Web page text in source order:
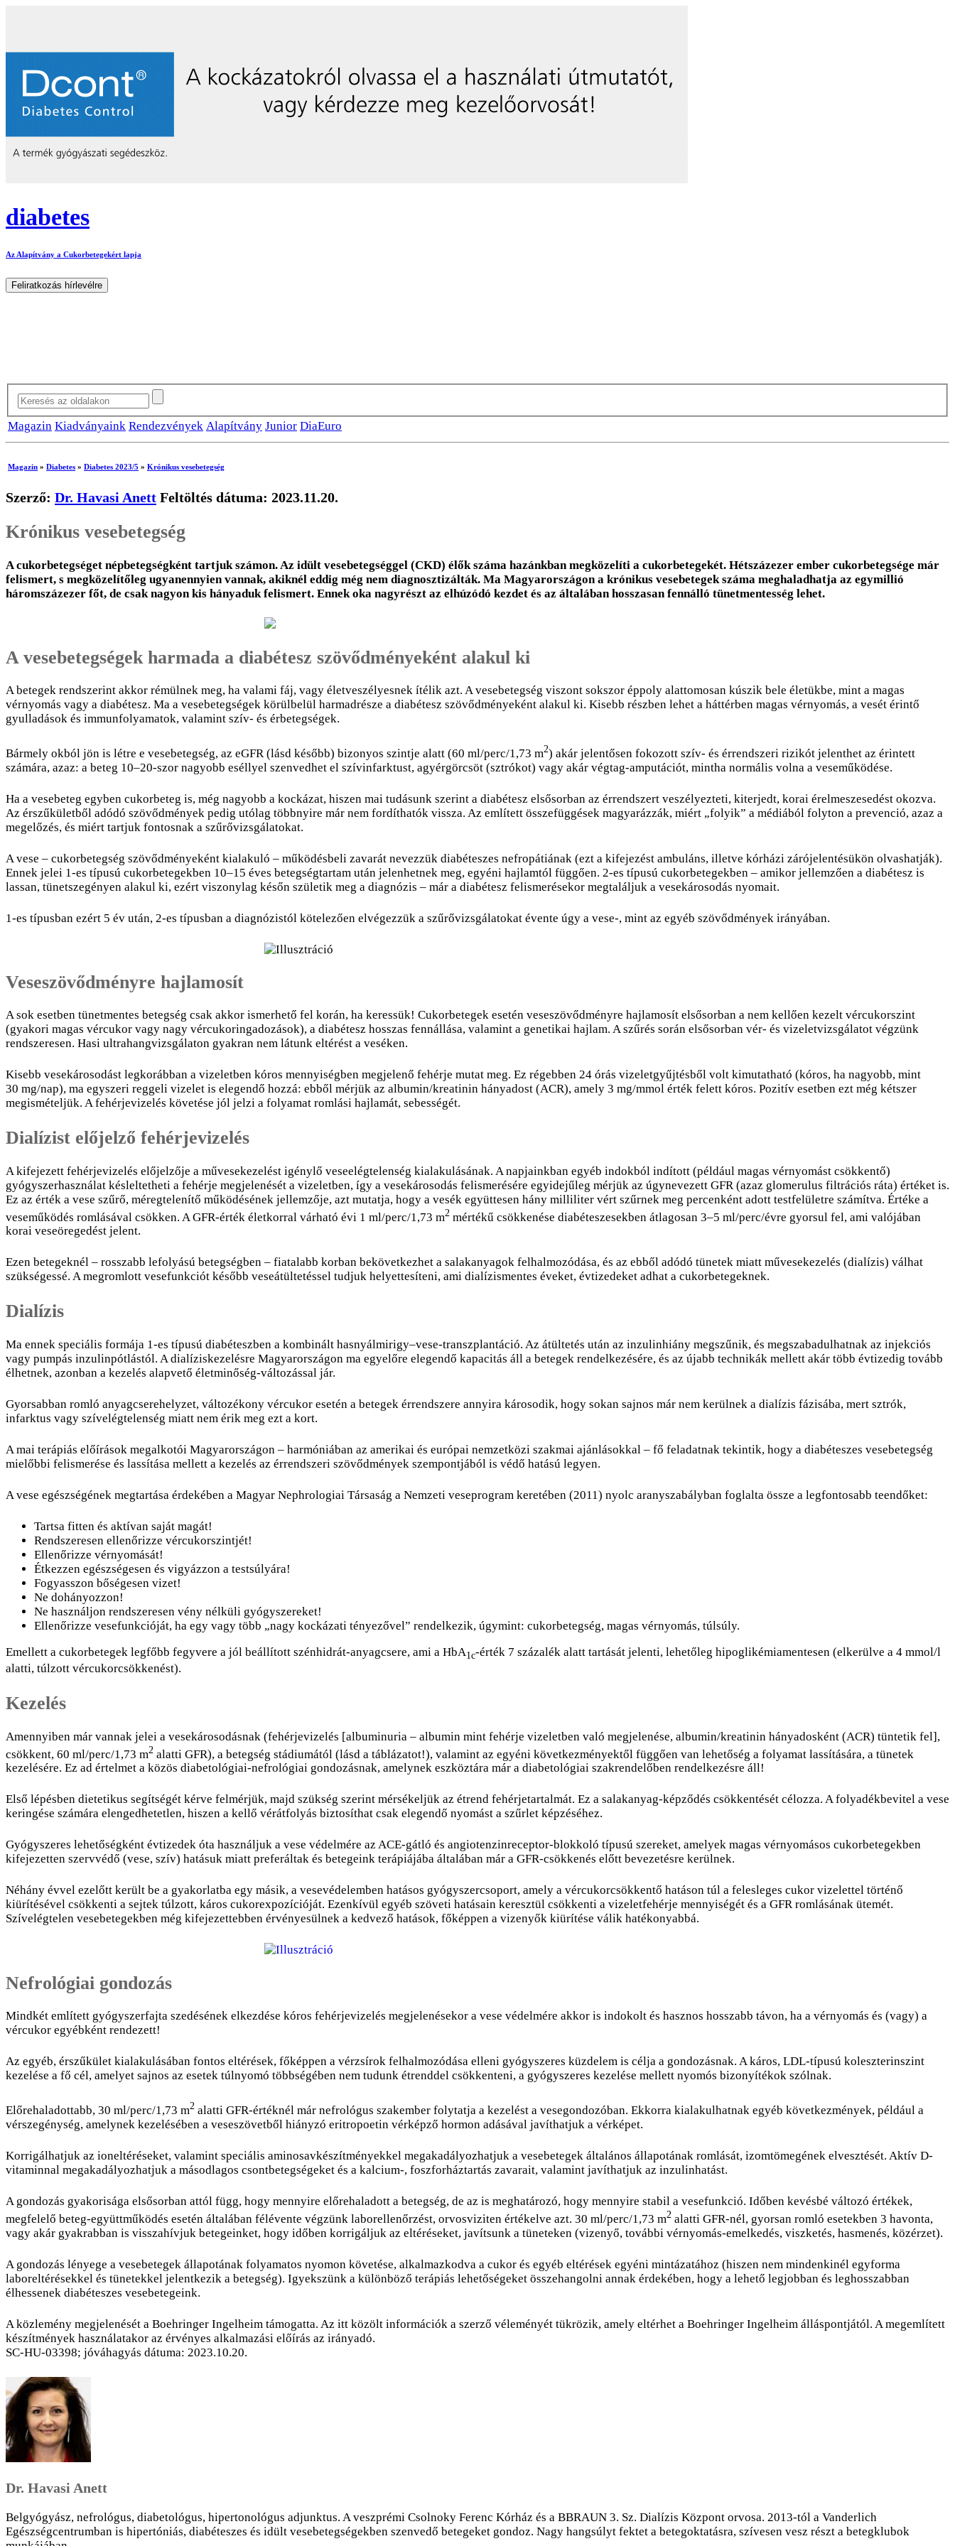
diabetes
Az Alapítvány a Cukorbetegekért lapja
Magazin Kiadványaink Rendezvények Alapítvány Junior DiaEuro
Magazin » Diabetes » Diabetes 2023/5 » Krónikus vesebetegség
Szerző: Dr. Havasi Anett Feltöltés dátuma: 2023.11.20.
Krónikus vesebetegség
A cukorbetegséget népbetegségként tartjuk számon. Az idült vesebetegséggel (CKD) élők száma hazánkban megközelíti a cukorbetegekét. Hétszázezer ember cukorbetegsége már
felismert, s megközelítőleg ugyanennyien vannak, akiknél eddig még nem diagnosztizálták. Ma Magyarországon a krónikus vesebetegek száma meghaladhatja az egymillió
háromszázezer főt, de csak nagyon kis hányaduk felismert. Ennek oka nagyrészt az elhúzódó kezdet és az általában hosszasan fennálló tünetmentesség lehet.
A vesebetegségek harmada a diabétesz szövődményeként alakul ki
A betegek rendszerint akkor rémülnek meg, ha valami fáj, vagy életveszélyesnek ítélik azt. A vesebetegség viszont sokszor éppoly alattomosan kúszik bele életükbe, mint a magas
vérnyomás vagy a diabétesz. Ma a vesebetegségek körülbelül harmadrésze a diabétesz szövődményeként alakul ki. Kisebb részben lehet a háttérben magas vérnyomás, a vesét érintő
gyulladások és immunfolyamatok, valamint szív- és érbetegségek.
Bármely okból jön is létre e vesebetegség, az eGFR (lásd később) bizonyos szintje alatt (60 ml/perc/1,73 m2) akár jelentősen fokozott szív- és érrendszeri rizikót jelenthet az érintett
számára, azaz: a beteg 10–20-szor nagyobb eséllyel szenvedhet el szívinfarktust, agyérgörcsöt (sztrókot) vagy akár végtag-amputációt, mintha normális volna a veseműködése.
Ha a vesebeteg egyben cukorbeteg is, még nagyobb a kockázat, hiszen mai tudásunk szerint a diabétesz elsősorban az érrendszert veszélyezteti, kiterjedt, korai érelmeszesedést okozva.
Az érszűkületből adódó szövődmények pedig utólag többnyire már nem fordíthatók vissza. Az említett összefüggések magyarázzák, miért „folyik” a médiából folyton a prevenció, azaz a
megelőzés, és miért tartjuk fontosnak a szűrővizsgálatokat.
A vese – cukorbetegség szövődményeként kialakuló – működésbeli zavarát nevezzük diabéteszes nefropátiának (ezt a kifejezést ambuláns, illetve kórházi zárójelentésükön olvashatják).
Ennek jelei 1-es típusú cukorbetegekben 10–15 éves betegségtartam után jelenhetnek meg, egyéni hajlamtól függően. 2-es típusú cukorbetegekben – amikor jellemzően a diabétesz is
lassan, tünetszegényen alakul ki, ezért viszonylag későn születik meg a diagnózis – már a diabétesz felismerésekor megtaláljuk a vesekárosodás nyomait.
1-es típusban ezért 5 év után, 2-es típusban a diagnózistól kötelezően elvégezzük a szűrővizsgálatokat évente úgy a vese-, mint az egyéb szövődmények irányában.
Veseszövődményre hajlamosít
A sok esetben tünetmentes betegség csak akkor ismerhető fel korán, ha keressük! Cukorbetegek esetén veseszövődményre hajlamosít elsősorban a nem kellően kezelt vércukorszint
(gyakori magas vércukor vagy nagy vércukoringadozások), a diabétesz hosszas fennállása, valamint a genetikai hajlam. A szűrés során elsősorban vér- és vizeletvizsgálatot végzünk
rendszeresen. Hasi ultrahangvizsgálaton gyakran nem látunk eltérést a veséken.
Kisebb vesekárosodást legkorábban a vizeletben kóros mennyiségben megjelenő fehérje mutat meg. Ez régebben 24 órás vizeletgyűjtésből volt kimutatható (kóros, ha nagyobb, mint
30 mg/nap), ma egyszeri reggeli vizelet is elegendő hozzá: ebből mérjük az albumin/kreatinin hányadost (ACR), amely 3 mg/mmol érték felett kóros. Pozitív esetben ezt még kétszer
megismételjük. A fehérjevizelés követése jól jelzi a folyamat romlási hajlamát, sebességét.
Dialízist előjelző fehérjevizelés
A kifejezett fehérjevizelés előjelzője a művesekezelést igénylő veseelégtelenség kialakulásának. A napjainkban egyéb indokból indított (például magas vérnyomást csökkentő)
gyógyszerhasználat késleltetheti a fehérje megjelenését a vizeletben, így a vesekárosodás felismerésére egyidejűleg mérjük az úgynevezett GFR (azaz glomerulus filtrációs ráta) értéket is.
Ez az érték a vese szűrő, méregtelenítő működésének jellemzője, azt mutatja, hogy a vesék együttesen hány milliliter vért szűrnek meg percenként adott testfelületre számítva. Értéke a
veseműködés romlásával csökken. A GFR-érték életkorral várható évi 1 ml/perc/1,73 m2 mértékű csökkenése diabéteszesekben átlagosan 3–5 ml/perc/évre gyorsul fel, ami valójában
korai veseöregedést jelent.
Ezen betegeknél – rosszabb lefolyású betegségben – fiatalabb korban bekövetkezhet a salakanyagok felhalmozódása, és az ebből adódó tünetek miatt művesekezelés (dialízis) válhat
szükségessé. A megromlott vesefunkciót később veseátültetéssel tudjuk helyettesíteni, ami dialízismentes éveket, évtizedeket adhat a cukorbetegeknek.
Dialízis
Ma ennek speciális formája 1-es típusú diabéteszben a kombinált hasnyálmirigy–vese-transzplantáció. Az átültetés után az inzulinhiány megszűnik, és megszabadulhatnak az injekciós
vagy pumpás inzulinpótlástól. A dialíziskezelésre Magyarországon ma egyelőre elegendő kapacitás áll a betegek rendelkezésére, és az újabb technikák mellett akár több évtizedig tovább
élhetnek, azonban a kezelés alapvető életminőség-változással jár.
Gyorsabban romló anyagcserehelyzet, változékony vércukor esetén a betegek érrendszere annyira károsodik, hogy sokan sajnos már nem kerülnek a dialízis fázisába, mert sztrók,
infarktus vagy szívelégtelenség miatt nem érik meg ezt a kort.
A mai terápiás előírások megalkotói Magyarországon – harmóniában az amerikai és európai nemzetközi szakmai ajánlásokkal – fő feladatnak tekintik, hogy a diabéteszes vesebetegség
mielőbbi felismerése és lassítása mellett a kezelés az érrendszeri szövődmények szempontjából is védő hatású legyen.
A vese egészségének megtartása érdekében a Magyar Nephrologiai Társaság a Nemzeti veseprogram keretében (2011) nyolc aranyszabályban foglalta össze a legfontosabb teendőket:
Tartsa fitten és aktívan saját magát!
Rendszeresen ellenőrizze vércukorszintjét!
Ellenőrizze vérnyomását!
Étkezzen egészségesen és vigyázzon a testsúlyára!
Fogyasszon bőségesen vizet!
Ne dohányozzon!
Ne használjon rendszeresen vény nélküli gyógyszereket!
Ellenőrizze vesefunkcióját, ha egy vagy több „nagy kockázati tényezővel” rendelkezik, úgymint: cukorbetegség, magas vérnyomás, túlsúly.
Emellett a cukorbetegek legfőbb fegyvere a jól beállított szénhidrát-anyagcsere, ami a HbA1c-érték 7 százalék alatt tartását jelenti, lehetőleg hipoglikémiamentesen (elkerülve a 4 mmol/l
alatti, túlzott vércukorcsökkenést).
Kezelés
Amennyiben már vannak jelei a vesekárosodásnak (fehérjevizelés [albuminuria – albumin mint fehérje vizeletben való megjelenése, albumin/kreatinin hányadosként (ACR) tüntetik fel],
csökkent, 60 ml/perc/1,73 m2 alatti GFR), a betegség stádiumától (lásd a táblázatot!), valamint az egyéni következményektől függően van lehetőség a folyamat lassítására, a tünetek
kezelésére. Ez ad értelmet a közös diabetológiai-nefrológiai gondozásnak, amelynek eszköztára már a diabetológiai szakrendelőben rendelkezésre áll!
Első lépésben dietetikus segítségét kérve felmérjük, majd szükség szerint mérsékeljük az étrend fehérjetartalmát. Ez a salak­anyag-képződés csökkentését célozza. A folyadékbevitel a vese
keringése számára elengedhetetlen, hiszen a kellő vérátfolyás biztosíthat csak elegendő nyomást a szűrlet képzéséhez.
Gyógyszeres lehetőségként évtizedek óta használjuk a vese védelmére az ACE-gátló és angiotenzinreceptor-blokkoló típusú szereket, amelyek magas vérnyomásos cukorbetegekben
kifejezetten szervvédő (vese, szív) hatásuk miatt preferáltak és betegeink terápiájába általában már a GFR-csökkenés előtt bevezetésre kerülnek.
Néhány évvel ezelőtt került be a gyakorlatba egy másik, a vesevédelemben hatásos gyógyszercsoport, amely a vércukorcsökkentő hatáson túl a felesleges cukor vizelettel történő
kiürítésével csökkenti a sejtek túlzott, káros cukorexpozícióját. Ezenkívül egyéb szöveti hatásain keresztül csökkenti a vizeletfehérje mennyiségét és a GFR romlásának ütemét.
Szívelégtelen vesebetegekben még kifejezettebben érvényesülnek a kedvező hatások, főképpen a vizenyők kiürítése válik hatékonyabbá.
Nefrológiai gondozás
Mindkét említett gyógyszerfajta szedésének elkezdése kóros fehérjevizelés megjelenésekor a vese védelmére akkor is indokolt és hasznos hosszabb távon, ha a vérnyomás és (vagy) a
vércukor egyébként rendezett!
Az egyéb, érszűkület kialakulásában fontos eltérések, főképpen a vérzsírok felhalmozódása elleni gyógyszeres küzdelem is célja a gondozásnak. A káros, LDL-típusú koleszterinszint
kezelése a fő cél, amelyet sajnos az esetek túlnyomó többségében nem tudunk étrenddel csökkenteni, a gyógyszeres kezelése mellett nyomós bizonyítékok szólnak.
Előrehaladottabb, 30 ml/perc/1,73 m2 alatti GFR-értéknél már nefrológus szakember folytatja a kezelést a vesegondozóban. Ekkorra kialakulhatnak egyéb következmények, például a
vérszegénység, amelynek kezelésében a veseszövetből hiányzó eritropoetin vérképző hormon adásával javíthatjuk a vérképet.
Korrigálhatjuk az ioneltéréseket, valamint speciális aminosavkészítményekkel megakadályozhatjuk a vesebetegek általános állapotának romlását, izomtömegének elvesztését. Aktív D-
vitaminnal megakadályozhatjuk a másodlagos csontbetegségeket és a kalcium-, foszforháztartás zavarait, valamint javíthatjuk az inzulinhatást.
A gondozás gyakorisága elsősorban attól függ, hogy mennyire előrehaladott a betegség, de az is meghatározó, hogy mennyire stabil a vesefunkció. Időben kevésbé változó értékek,
megfelelő beteg-együttműködés esetén általában félévente végzünk laborellenőrzést, orvosviziten értékelve azt. 30 ml/perc/1,73 m2 alatti GFR-nél, gyorsan romló esetekben 3 havonta,
vagy akár gyakrabban is visszahívjuk betegeinket, hogy időben korrigáljuk az eltéréseket, javítsunk a tüneteken (vizenyő, további vérnyomás-emelkedés, viszketés, hasmenés, közérzet).
A gondozás lényege a vesebetegek állapotának folyamatos nyomon követése, alkalmazkodva a cukor és egyéb eltérések egyéni mintázatához (hiszen nem mindenkinél egyforma
laboreltérésekkel és tünetekkel jelentkezik a betegség). Igyekszünk a különböző terápiás lehetőségeket összehangolni annak érdekében, hogy a lehető legjobban és leghosszabban
élhessenek diabéteszes vesebetegeink.
A közlemény megjelenését a Boehringer Ingelheim támogatta. Az itt közölt információk a szerző véleményét tükrözik, amely eltérhet a Boehringer Ingelheim álláspontjától. A megemlített
készítmények használatakor az érvényes alkalmazási előírás az irányadó.
SC-HU-03398; jóváhagyás dátuma: 2023.10.20.
Dr. Havasi Anett
Belgyógyász, nefrológus, diabetológus, hipertonológus adjunktus. A veszprémi Csolnoky Ferenc Kórház és a BBRAUN 3. Sz. Dialízis Központ orvosa. 2013-­tól a Vanderlich
Egészségcentrumban is hipertóniás, diabéteszes és idült vesebetegségekben szenvedő betegeket gondoz. Nagy hangsúlyt fektet a betegoktatásra, szívesen vesz részt a betegklubok